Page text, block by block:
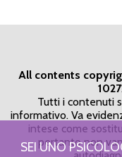
All contents
Tutti i contenuti
informativo. Va
intese come
pertanto non
SEI UNO